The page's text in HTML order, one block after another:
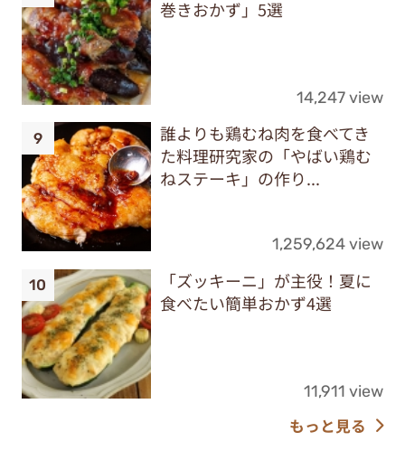
巻きおかず」5選
14,247 view
誰よりも鶏むね肉を食べてき
た料理研究家の「やばい鶏む
ねステーキ」の作り...
1,259,624 view
「ズッキーニ」が主役！夏に
食べたい簡単おかず4選
11,911 view
もっと見る